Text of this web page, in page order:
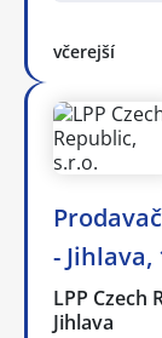
včerejší
-
LPP Czech
Jihlava